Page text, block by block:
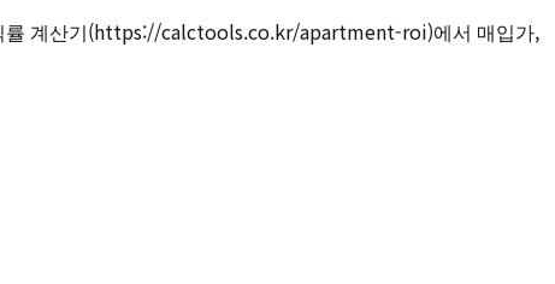
률 계산기(https://calctools.co.kr/apartment-roi)에서 매입가,